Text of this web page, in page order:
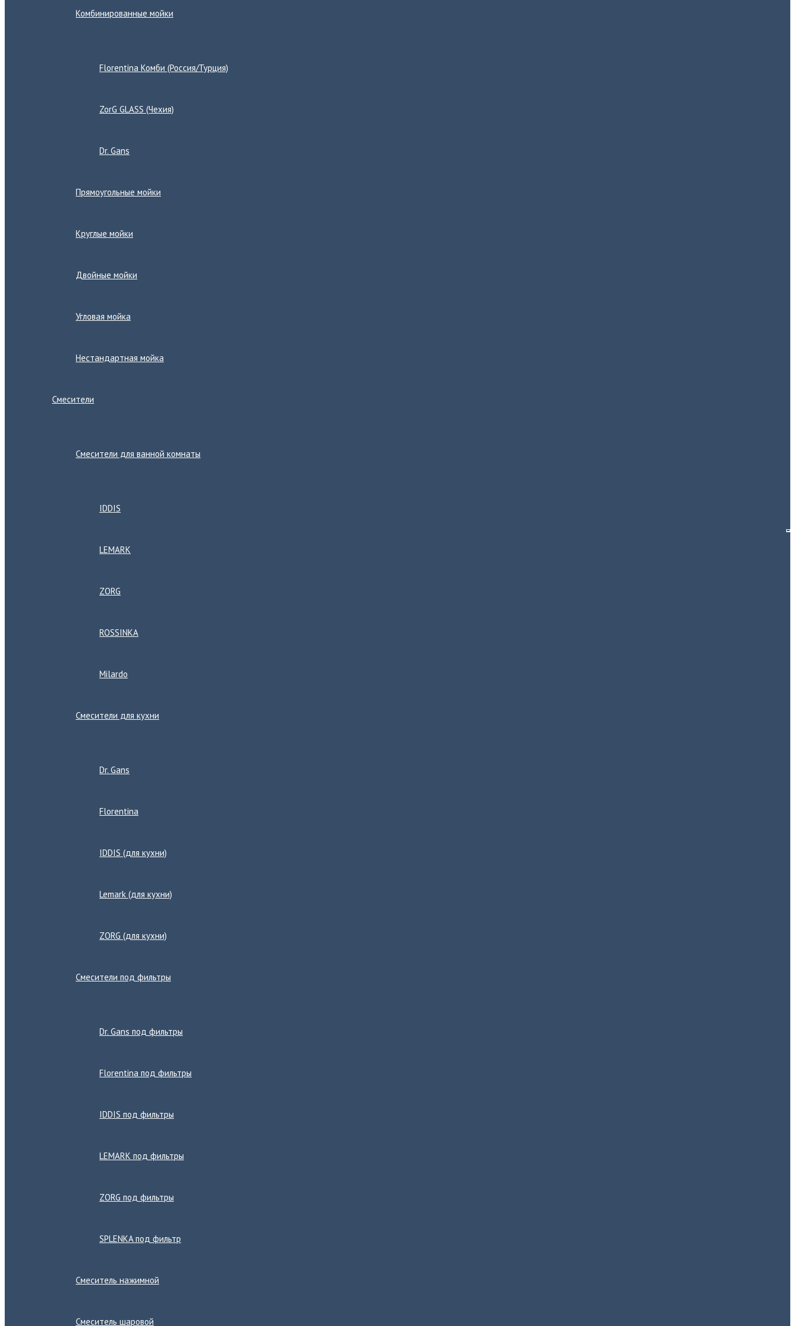
Комбинированные мойки
Florentina Комби (Россия/Турция)
ZorG GLASS (Чехия)
Dr. Gans
Прямоугольные мойки
Круглые мойки
Двойные мойки
Угловая мойка
Нестандартная мойка
Смесители
Смесители для ванной комнаты
IDDIS
LEMARK
ZORG
ROSSINKA
Milardo
Смесители для кухни
Dr. Gans
Florentina
IDDIS (для кухни)
Lemark (для кухни)
ZORG (для кухни)
Смесители под фильтры
Dr. Gans под фильтры
Florentina под фильтры
IDDIS под фильтры
LEMARK под фильтры
ZORG под фильтры
SPLENKA под фильтр
Смеситель нажимной
Смеситель шаровой